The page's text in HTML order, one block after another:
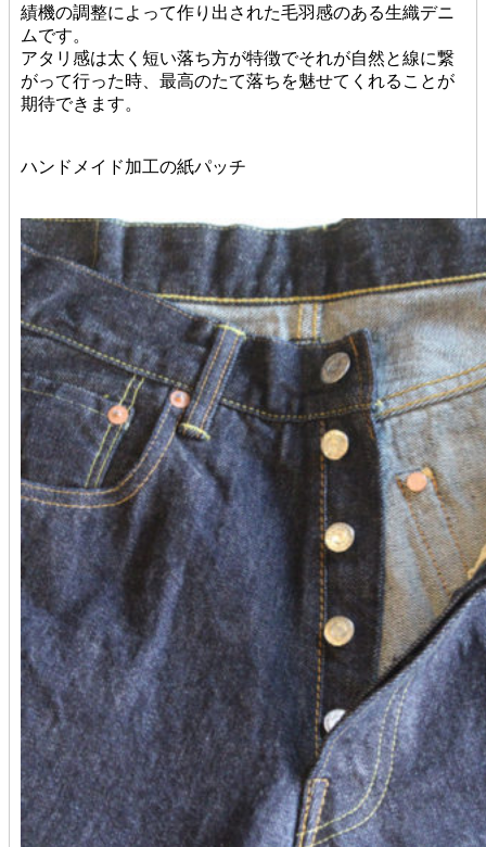
績機の調整によって作り出された毛羽感のある生織デニ
ムです。
アタリ感は太く短い落ち方が特徴でそれが自然と線に繋
がって行った時、最高のたて落ちを魅せてくれることが
期待できます。
ハンドメイド加工の紙パッチ